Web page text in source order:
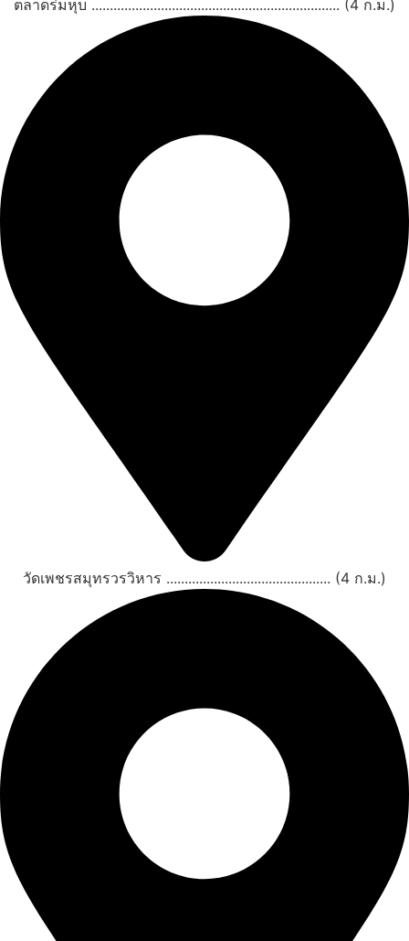
ตลาดร่มหุบ .................................................................... (4 ก.ม.)
วัดเพชรสมุทรวรวิหาร ............................................. (4 ก.ม.)